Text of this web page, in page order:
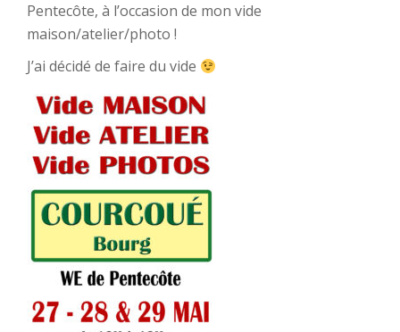
Pentecôte, à l’occasion de mon vide
maison/atelier/photo !
J’ai décidé de faire du vide